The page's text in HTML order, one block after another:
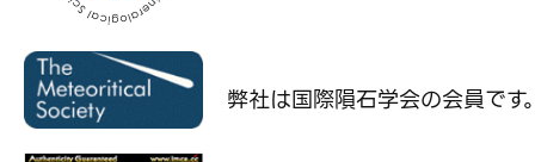
弊社は国際隕石学会の会員です